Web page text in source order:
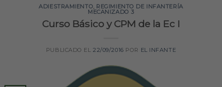
ADIESTRAMIENTO, REGIMIENTO DE INFANTERÍA
MECANIZADO 3
Curso Básico y CPM de la Ec I
PUBLICADO EL 22/09/2016 POR EL INFANTE